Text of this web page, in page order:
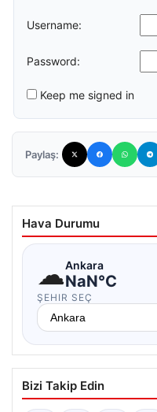
Username:
Password:
Keep me signed in
Paylaş:
Hava Durumu
☁Ankara
NaN°C
ŞEHIR SEÇ
Bizi Takip Edin